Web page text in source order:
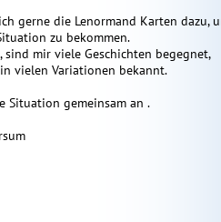
gerne die Lenormand Karten dazu,
zu bekommen.
mir viele Geschichten begegnet,
vielen Variationen bekannt.
Situation gemeinsam an .